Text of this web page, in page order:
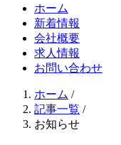
ホーム
新着情報
会社概要
求人情報
お問い合わせ
ホーム /
記事一覧 /
お知らせ